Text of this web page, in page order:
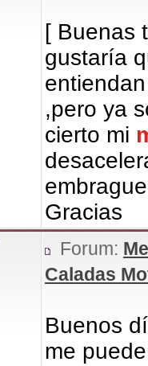
[ Buenas
gustaría
,pero ya
cierto mi
Gracias
Forum:
Caladas
Buenos
me